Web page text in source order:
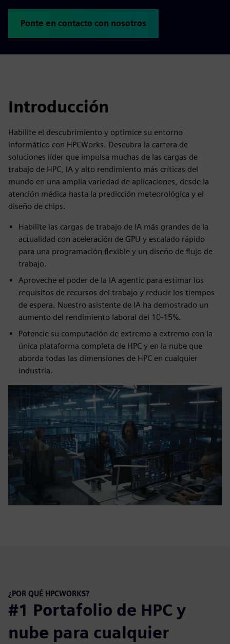
Ponte en contacto con nosotros
Introducción
Habilite el descubrimiento y optimice su entorno
informático con HPCWorks. Descubra la cartera de
soluciones líder que impulsa muchas de las cargas de
trabajo de HPC, IA y alto rendimiento más críticas del
mundo en una amplia variedad de aplicaciones, desde la
atención médica hasta la predicción meteorológica y el
diseño de chips.
Habilite las cargas de trabajo de IA más grandes de la
actualidad con aceleración de GPU y escalado rápido
para una programación flexible y un diseño de flujo de
trabajo.
Aproveche el poder de la IA agentic para estimar los
requisitos de recursos del trabajo y reducir los tiempos
de espera. Nuestro asistente de IA ha demostrado un
aumento del rendimiento laboral del 10-15%.
Potencie su computación de extremo a extremo con la
única plataforma completa de HPC y en la nube que
aborda todas las dimensiones de HPC en cualquier
industria.
¿POR QUÉ HPCWORKS?
#1 Portafolio de HPC y
nube para cualquier